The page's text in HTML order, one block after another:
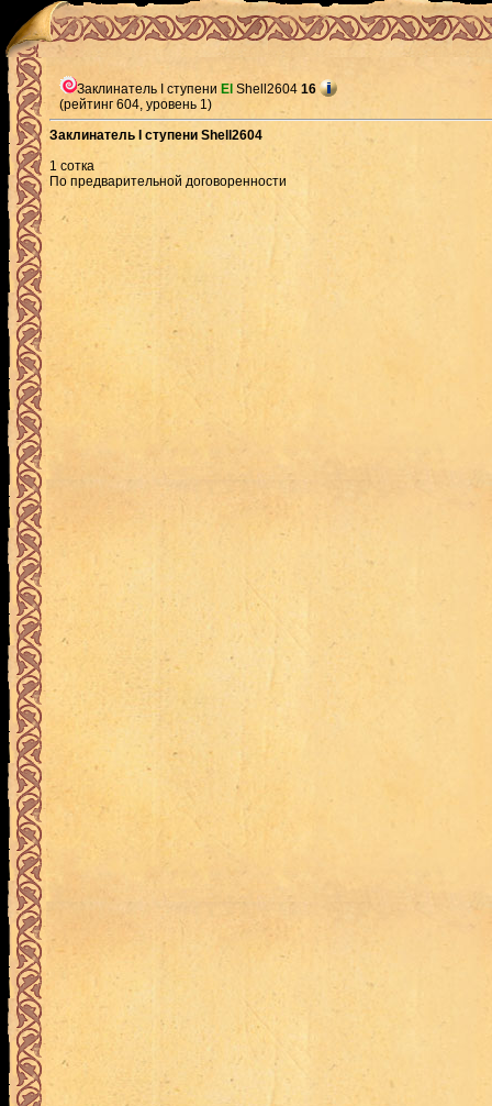
Заклинатель I ступени El Shell2604 16
(рейтинг 604, уровень 1)
Заклинатель I ступени Shell2604
1 сотка
По предварительной договоренности